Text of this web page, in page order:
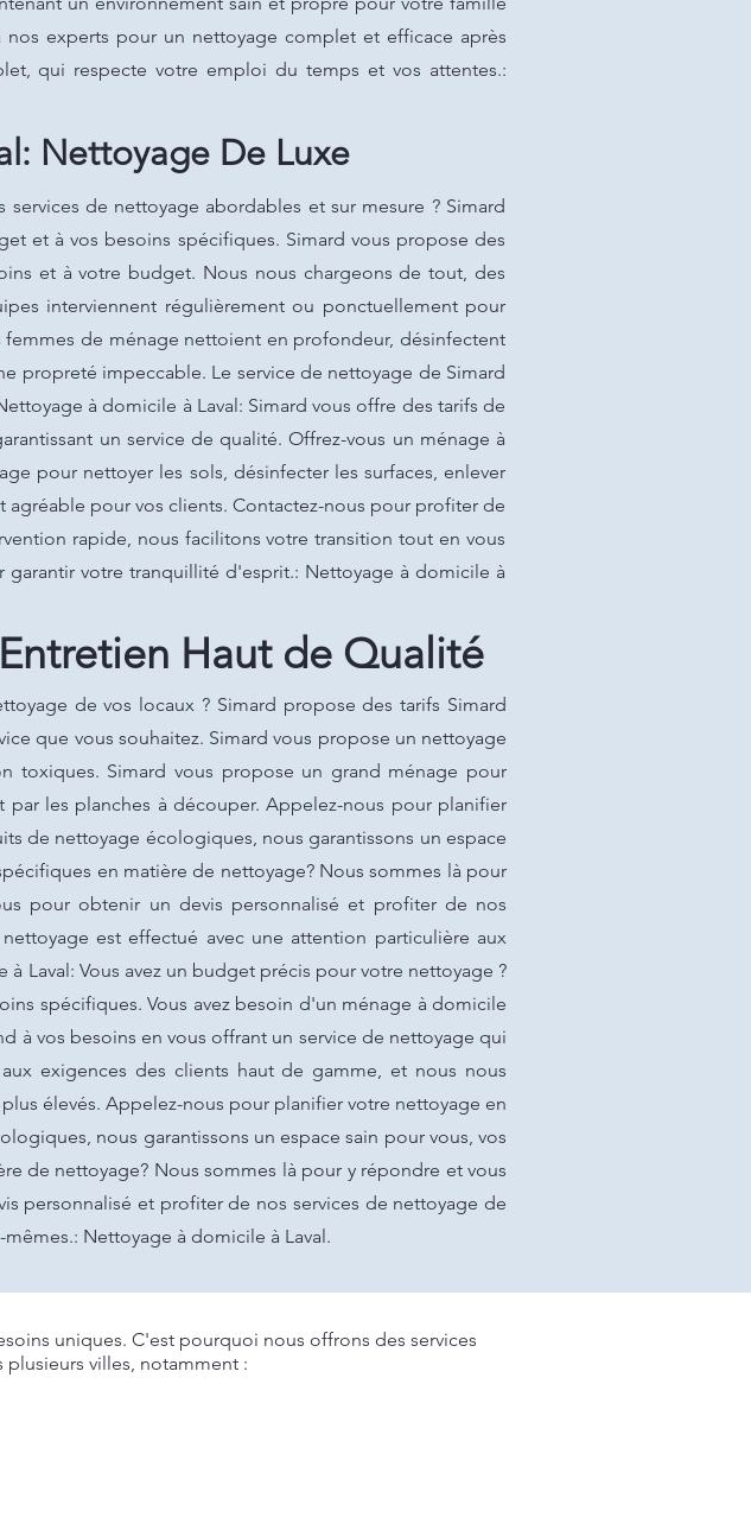
experts pour un nettoyage complet et efficace après
qui respecte votre emploi du temps et vos attentes.:
Nettoyage De Luxe
de nettoyage abordables et sur mesure ? Simard
et à vos besoins spécifiques. Simard vous propose des
et à votre budget. Nous nous chargeons de tout, des
interviennent régulièrement ou ponctuellement pour
de ménage nettoient en profondeur, désinfectent
propreté impeccable. Le service de nettoyage de Simard
à domicile à Laval: Simard vous offre des tarifs de
un service de qualité. Offrez-vous un ménage à
pour nettoyer les sols, désinfecter les surfaces, enlever
pour vos clients. Contactez-nous pour profiter de
rapide, nous facilitons votre transition tout en vous
votre tranquillité d'esprit.: Nettoyage à domicile à
Haut de Qualité
de vos locaux ? Simard propose des tarifs Simard
que vous souhaitez. Simard vous propose un nettoyage
toxiques. Simard vous propose un grand ménage pour
les planches à découper. Appelez-nous pour planifier
de nettoyage écologiques, nous garantissons un espace
en matière de nettoyage? Nous sommes là pour
pour obtenir un devis personnalisé et profiter de nos
est effectué avec une attention particulière aux
Laval: Vous avez un budget précis pour votre nettoyage ?
spécifiques. Vous avez besoin d'un ménage à domicile
à vos besoins en vous offrant un service de nettoyage qui
exigences des clients haut de gamme, et nous nous
élevés. Appelez-nous pour planifier votre nettoyage en
nous garantissons un espace sain pour vous, vos
de nettoyage? Nous sommes là pour y répondre et vous
personnalisé et profiter de nos services de nettoyage de
Nettoyage à domicile à Laval.
uniques. C'est pourquoi nous offrons des services
plusieurs villes, notamment :